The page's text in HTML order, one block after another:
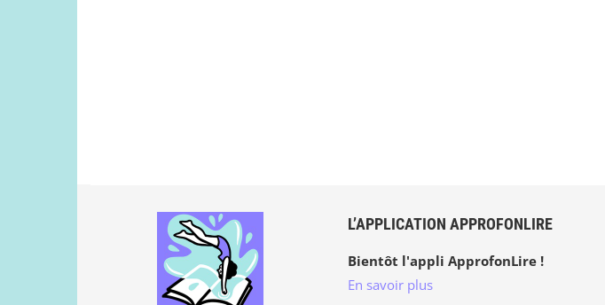
L’APPLICATION APPROFONLIRE
Bientôt l'appli ApprofonLire !
En savoir plus